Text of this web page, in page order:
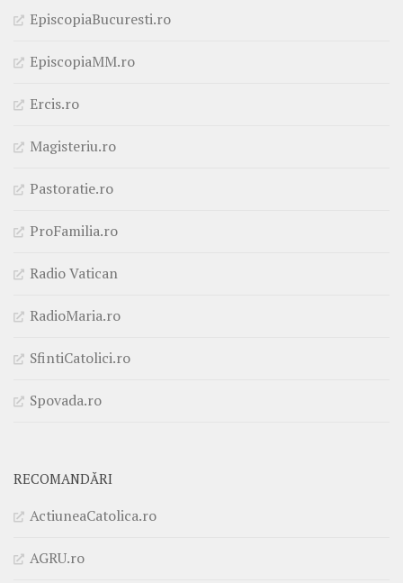
EpiscopiaBucuresti.ro
EpiscopiaMM.ro
Ercis.ro
Magisteriu.ro
Pastoratie.ro
ProFamilia.ro
Radio Vatican
RadioMaria.ro
SfintiCatolici.ro
Spovada.ro
RECOMANDĂRI
ActiuneaCatolica.ro
AGRU.ro